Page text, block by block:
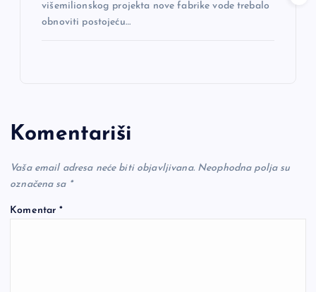
višemilionskog projekta nove fabrike vode trebalo
obnoviti postojeću…
Komentariši
Vaša email adresa neće biti objavljivana. Neophodna polja su
označena sa *
Komentar*